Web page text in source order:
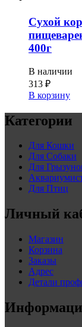
Сухой
400г
В наличии
313 ₽
В корзину
Категории
Для Кошки
Для Собаки
Для
Для Птиц
Личный
Магазин
Корзина
Заказы
Адрес
Детали